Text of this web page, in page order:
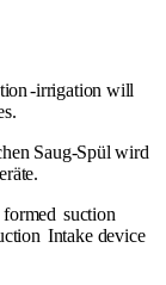
-irrigation will
Saug-Spül wird
suction
Intake device